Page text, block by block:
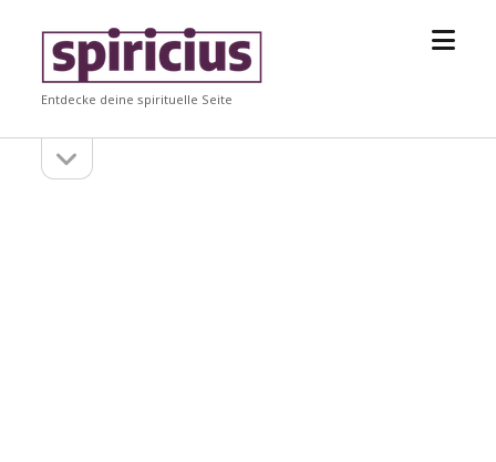
Spiricius
Entdecke deine spirituelle Seite
Menü
Seitenleiste
öffnen